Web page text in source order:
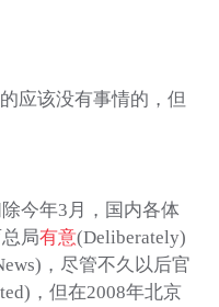
应该没有事情的，但
今年3月，国内各体
局有意(Deliberately)
，尽管不久以后官
，但在2008年北京